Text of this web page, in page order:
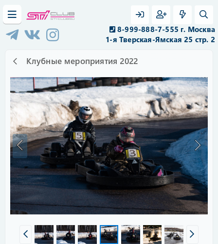
8-999-888-7-555 г. Москва
1-я Тверская-Ямская 25 стр. 2
Клубные мероприятия 2022